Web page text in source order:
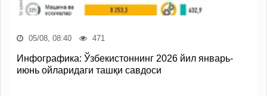
05/08, 08:40 471
Инфографика: Ўзбекистоннинг 2026 йил январь-
июнь ойларидаги ташқи савдоси